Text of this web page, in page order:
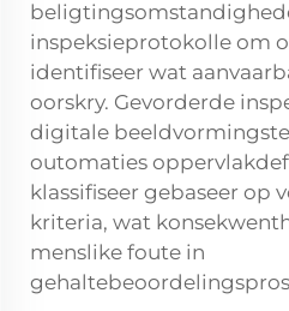
inspeksieprotokolle om
identifiseer wat
oorskry. Gevorderde
digitale
outomaties
klassifiseer gebaseer op
kriteria, wat
menslike foute in